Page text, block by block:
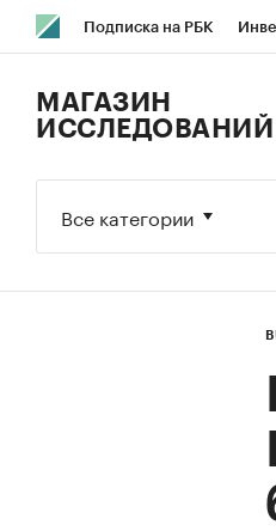
Подписка на РБК
Исследования
МАГАЗИН
ИССЛЕДОВАНИЙ
Все категории